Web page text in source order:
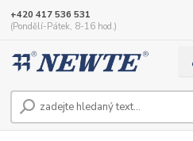
+420 417 536 531
(Pondělí-Pátek, 8-16 hod.)